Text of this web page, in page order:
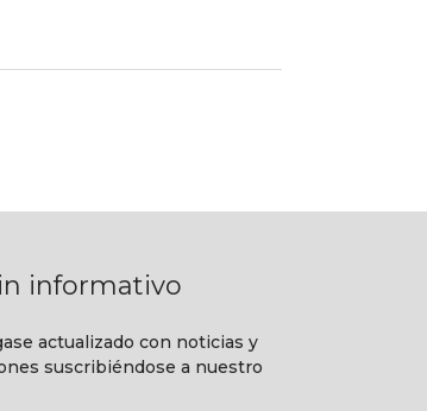
informativo
actualizado con noticias y
suscribiéndose a nuestro